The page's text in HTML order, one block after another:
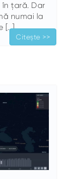
țară. Dar
numai la
[…]
Citește >>